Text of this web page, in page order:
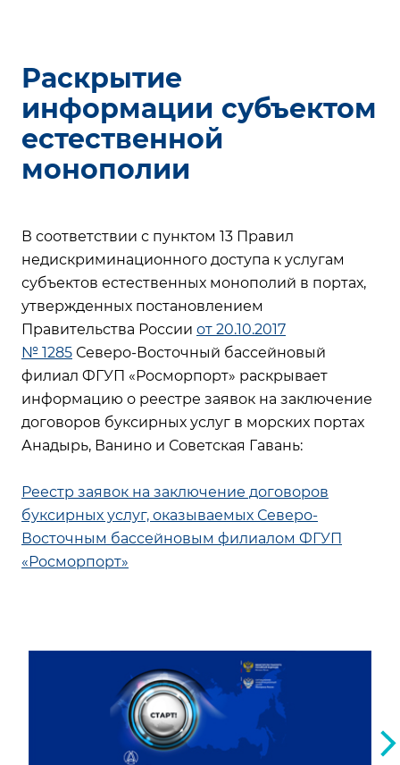
Раскрытие
информации субъектом
естественной
монополии
В соответствии с пунктом 13 Правил
недискриминационного доступа к услугам
субъектов естественных монополий в портах,
утвержденных постановлением
Правительства России от 20.10.2017
№ 1285 Северо-Восточный бассейновый
филиал ФГУП «Росморпорт» раскрывает
информацию о реестре заявок на заключение
договоров буксирных услуг в морских портах
Анадырь, Ванино и Советская Гавань:
Реестр заявок на заключение договоров
буксирных услуг, оказываемых Северо-
Восточным бассейновым филиалом ФГУП
«Росморпорт»